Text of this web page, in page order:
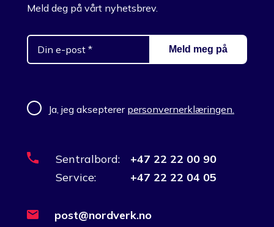
Meld deg på vårt nyhetsbrev.
Ja, jeg aksepterer personvernerklæringen.
Sentralbord:
+47 22 22 00 90
Service:
+47 22 22 04 05
post@nordverk.no